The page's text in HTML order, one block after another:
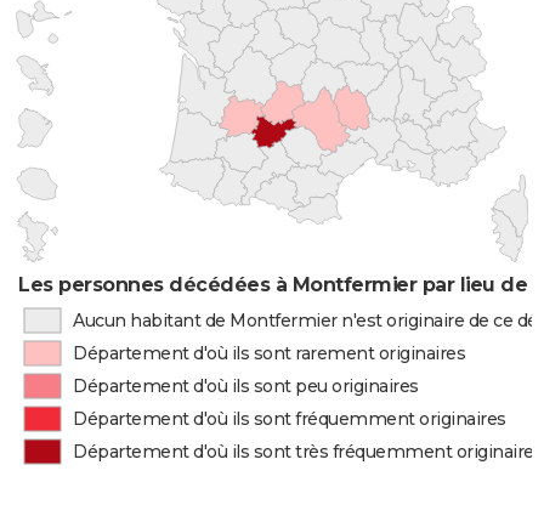
Les personnes décédées à Montfermier par lieu de
Aucun habitant de Montfermier n'est originaire de ce
Département d'où ils sont rarement originaires
Département d'où ils sont peu originaires
Département d'où ils sont fréquemment originaires
Département d'où ils sont très fréquemment originaires